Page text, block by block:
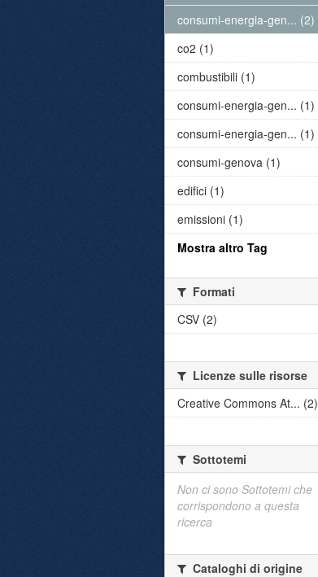
consumi-energia-gen... (2)
co2 (1)
combustibili (1)
consumi-energia-gen... (1)
consumi-energia-gen... (1)
consumi-genova (1)
edifici (1)
emissioni (1)
Mostra altro Tag
Formati
CSV (2)
Licenze sulle risorse
Creative Commons At... (2)
Sottotemi
Non ci sono Sottotemi che
corrispondono a questa
ricerca
Cataloghi di origine